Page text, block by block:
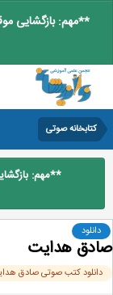
**مهم: بازگشایی
کتابخانه صوتی
**مهم:
دانلود
هدایت
کتب صوتی صادق هدایت